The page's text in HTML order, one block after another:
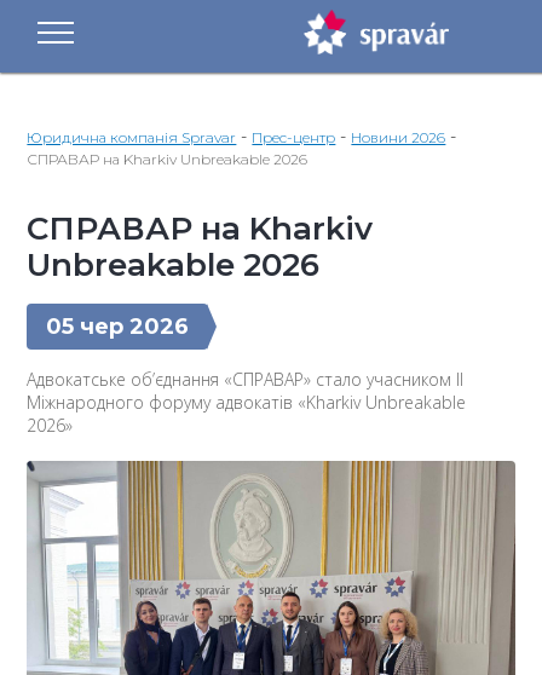
Юридична компанія Spravar - Прес-центр - Новини 2026 -
СПРАВАР на Kharkiv Unbreakable 2026
СПРАВАР на Kharkiv
Unbreakable 2026
05 чер 2026
Адвокатське об’єднання «СПРАВАР» стало учасником ІІ
Міжнародного форуму адвокатів «Kharkiv Unbreakable
2026»